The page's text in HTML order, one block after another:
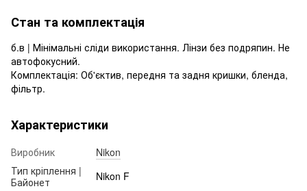
Стан та комплектація
б.в | Мінімальні сліди використання. Лінзи без подряпин. Не
автофокусний.
Комплектація: Об'єктив, передня та задня кришки, бленда,
фільтр.
Характеристики
Виробник
Nikon
Тип кріплення |
Байонет
Nikon F